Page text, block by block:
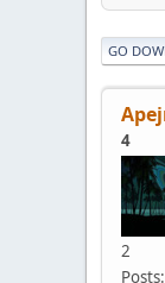
GO
4
2